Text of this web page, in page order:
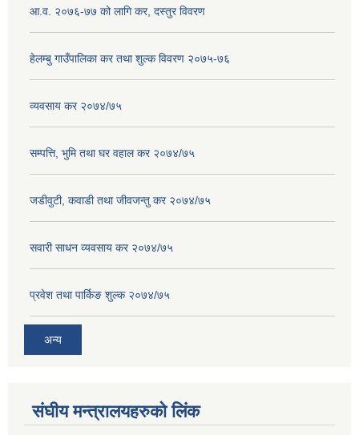
आ.व. २०७६-७७ को लागि कर, दस्तुर विवरण
हेलम्बु गाउँपालिका कर तथा शुल्क विवरण २०७५-७६
व्यवसाय कर २०७४/७५
सम्पत्ति, भुमि तथा घर वहाल कर २०७४/७५
जडीवुटी, कवाडी तथा जीवजन्तु कर २०७४/७५
सवारी साधन व्यवसाय कर २०७४/७५
प्रवेश तथा पार्किङ शुल्क २०७४/७५
अन्य
संघीय मन्त्रालयहरुको लिंक